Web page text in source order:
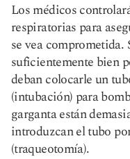
Los médicos
respiratorias para
se vea
suficientemente bien
deban colocarle un
(intubación) para
garganta están
introduzcan el tubo
(traqueotomía).